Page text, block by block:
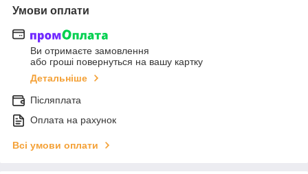
Умови оплати
Ви отримаєте замовлення
або гроші повернуться на вашу картку
Детальніше
Післяплата
Оплата на рахунок
Всі умови оплати